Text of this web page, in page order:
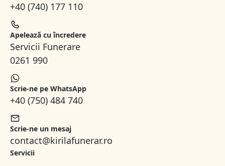
+40 (740) 177 110
Apelează cu încredere
Servicii Funerare
0261 990
Scrie-ne pe WhatsApp
+40 (750) 484 740
Scrie-ne un mesaj
contact@kirilafunerar.ro
Servicii